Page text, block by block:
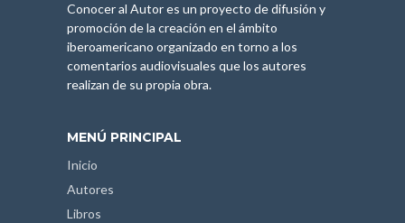
Conocer al Autor es un proyecto de difusión y
promoción de la creación en el ámbito
iberoamericano organizado en torno a los
comentarios audiovisuales que los autores
realizan de su propia obra.
MENÚ PRINCIPAL
Inicio
Autores
Libros